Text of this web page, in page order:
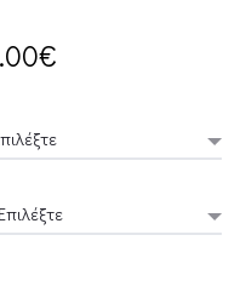
€
is:
66.00€.